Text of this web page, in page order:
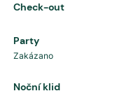
Check-out
Party
Zakázano
Noční klid